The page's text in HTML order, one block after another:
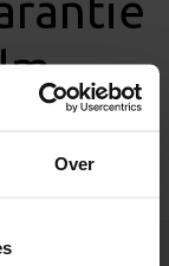
Over